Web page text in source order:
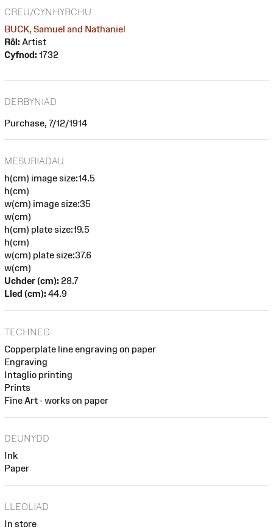
CREU/CYNHYRCHU
BUCK, Samuel and Nathaniel
Rôl: Artist
Cyfnod: 1732
DERBYNIAD
Purchase, 7/12/1914
MESURIADAU
h(cm) image size:14.5
h(cm)
w(cm) image size:35
w(cm)
h(cm) plate size:19.5
h(cm)
w(cm) plate size:37.6
w(cm)
Uchder (cm): 28.7
Lled (cm): 44.9
TECHNEG
Copperplate line engraving on paper
Engraving
Intaglio printing
Prints
Fine Art - works on paper
DEUNYDD
Ink
Paper
LLEOLIAD
In store